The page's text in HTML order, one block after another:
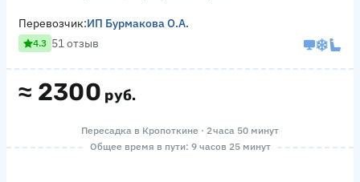
≈ 2300 руб.
Перевозчик:ИП Бурмакова О.А.
4.3 51 отзыв
Пересадка в Кропоткине · 2 часа 50 минут
Общее время в пути: 9 часов 25 минут